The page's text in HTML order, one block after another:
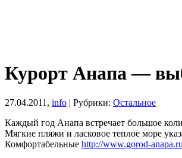
Курорт Анапа —
27.04.2011, info | Рубрики: Остальное
Каждый год Анапа встречает большое
Мягкие пляжи и ласковое теплое море
Комфортабельные http://www.gorod-